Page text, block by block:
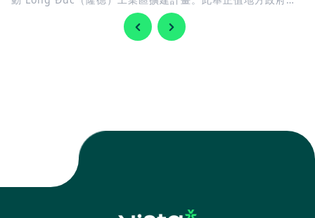
快完善基礎建設，迎接 隆城國際機場 即將投入營運，同時持續
擴充工業用地，以滿足國內外企業日益增加的投資需求。